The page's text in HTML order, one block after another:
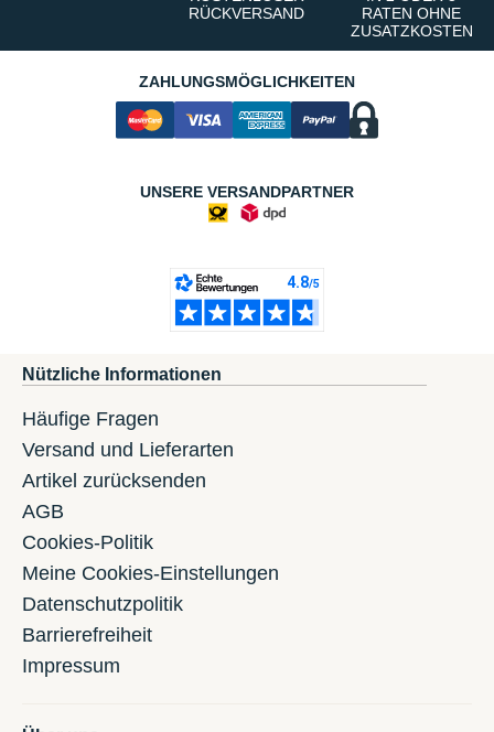
RÜCKVERSAND
RATEN OHNE
ZUSATZKOSTEN
ZAHLUNGSMÖGLICHKEITEN
UNSERE VERSANDPARTNER
Nützliche Informationen
Häufige Fragen
Versand und Lieferarten
Artikel zurücksenden
AGB
Cookies-Politik
Meine Cookies-Einstellungen
Datenschutzpolitik
Barrierefreiheit
Impressum